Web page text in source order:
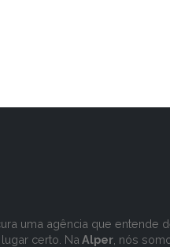
uma agência que entende
certo. Na Alper , nós